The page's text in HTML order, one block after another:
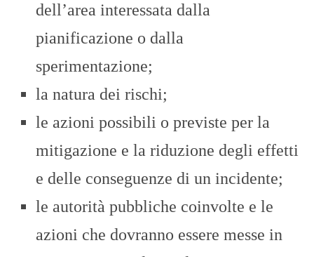
dell’area interessata dalla
pianificazione o dalla
sperimentazione;
la natura dei rischi;
le azioni possibili o previste per la
mitigazione e la riduzione degli effetti
e delle conseguenze di un incidente;
le autorità pubbliche coinvolte e le
azioni che dovranno essere messe in